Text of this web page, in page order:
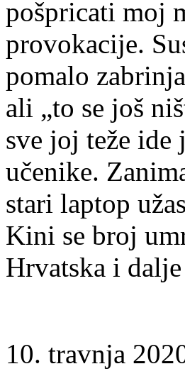
pošpricati moj
provokacije.
pomalo
ali „to se još
sve joj teže ide
učenike.
stari laptop
Kini se broj
Hrvatska i
10. travnja